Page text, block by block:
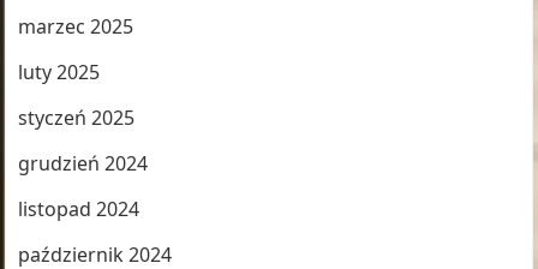
marzec 2025
luty 2025
styczeń 2025
grudzień 2024
listopad 2024
październik 2024